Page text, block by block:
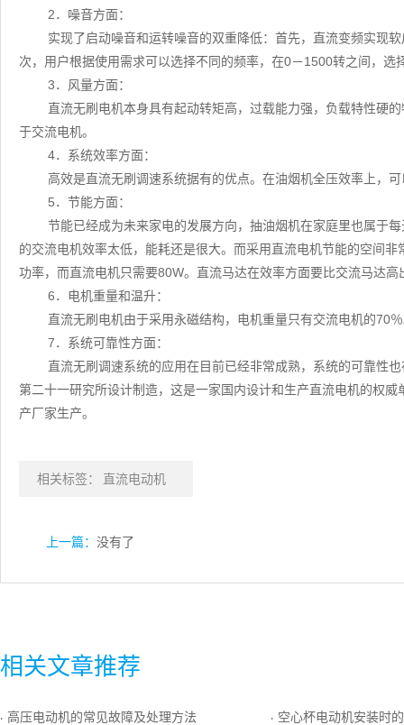
2．噪音方面：
实现了启动噪音和运转噪音的双重降低：首先，直流变频实现
次，用户根据使用需求可以选择不同的频率，在0－1500转之间，
3．风量方面：
直流无刷电机本身具有起动转矩高，过载能力强，负载特性硬
于交流电机。
4．系统效率方面：
高效是直流无刷调速系统据有的优点。在油烟机全压效率上，
5．节能方面：
节能已经成为未来家电的发展方向，抽油烟机在家庭里也属于
的交流电机效率太低，能耗还是很大。而采用直流电机节能的空间
功率，而直流电机只需要80W。直流马达在效率方面要比交流马达高
6．电机重量和温升：
直流无刷电机由于采用永磁结构，电机重量只有交流电机的70
7．系统可靠性方面：
直流无刷调速系统的应用在目前已经非常成熟，系统的可靠性
第二十一研究所设计制造，这是一家国内设计和生产直流电机的权
产厂家生产。
相关标签： 直流电动机
上一篇： 没有了
相关文章推荐
· 高压电动机的常见故障及处理方法 · 空心杯电动机安装时